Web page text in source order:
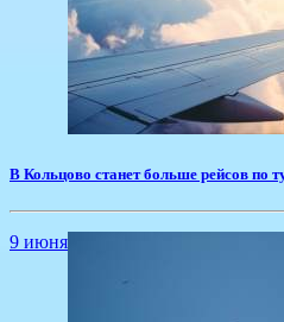
В Кольцово станет больше рейсов по
9 июня